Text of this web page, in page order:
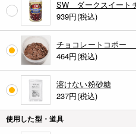
SW ダークスイート
939円(税込)
チョコレートコポー
464円(税込)
溶けない粉砂糖
237円(税込)
使用した型・道具